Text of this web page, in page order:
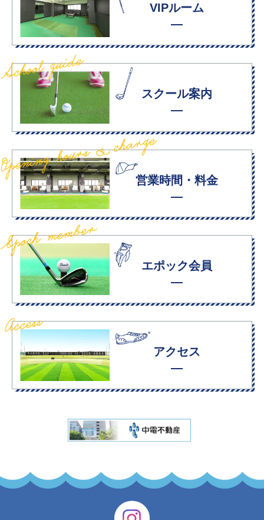
VIPルーム
スクール案内
営業時間・料金
エポック会員
アクセス